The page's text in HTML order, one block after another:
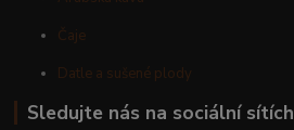
Čaje
Datle a sušené plody
Sledujte nás na sociální sítích